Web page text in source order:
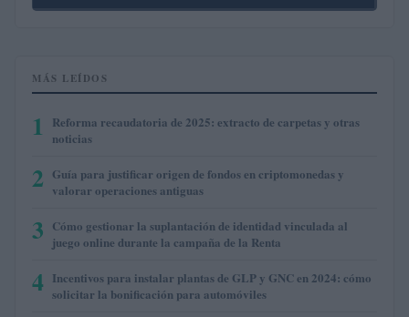
MÁS LEÍDOS
1
Reforma recaudatoria de 2025: extracto de carpetas y otras
noticias
2 Guía para justificar origen de fondos en criptomonedas y
valorar operaciones antiguas
3 Cómo gestionar la suplantación de identidad vinculada al
juego online durante la campaña de la Renta
4 Incentivos para instalar plantas de GLP y GNC en 2024: cómo
solicitar la bonificación para automóviles